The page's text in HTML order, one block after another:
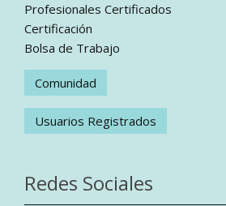
Profesionales Certificados
Certificación
Bolsa de Trabajo
Comunidad
Usuarios Registrados
Redes Sociales